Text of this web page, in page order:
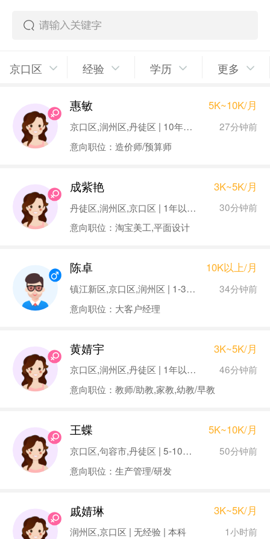
京口区 经验 学历 更多
惠敏 5K~10K/月
京口区,润州区,丹徒区 | 10年以上 | 大专
27分钟前
意向职位：造价师/预算师
成紫艳 3K~5K/月
丹徒区,润州区,京口区 | 1年以下 | 大专
30分钟前
意向职位：淘宝美工,平面设计
陈卓 10K以上/月
镇江新区,京口区,润州区 | 1-3年 | 本科
34分钟前
意向职位：大客户经理
黄婧宇 3K~5K/月
京口区,润州区,丹徒区 | 1年以下 | 本科
46分钟前
意向职位：教师/助教,家教,幼教/早教
王蝶 5K~10K/月
京口区,句容市,丹徒区 | 5-10年 | 本科
50分钟前
意向职位：生产管理/研发
戚婧琳 3K~5K/月
润州区,京口区 | 无经验 | 本科
1小时前